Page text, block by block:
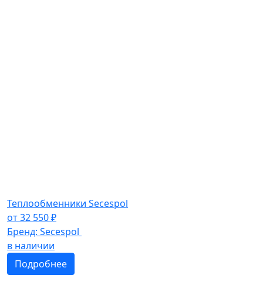
Теплообменники Secespol
от32 550₽
Бренд: Secespol
в наличии
Подробнее